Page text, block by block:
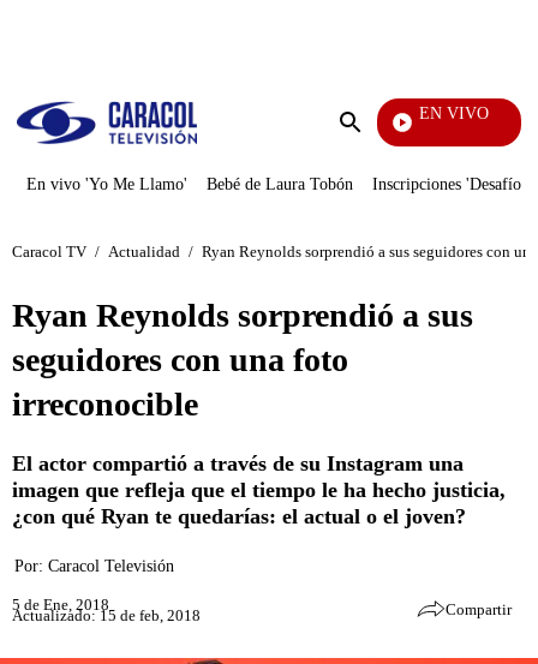
Enviar
EN VIVO
En vivo 'Yo Me Llamo' Bebé de Laura Tobón Inscripciones 'Desafío'
Caracol TV / Actualidad / Ryan Reynolds sorprendió a sus seguidores con
Ryan Reynolds sorprendió a sus
seguidores con una foto
irreconocible
El actor compartió a través de su Instagram una
imagen que refleja que el tiempo le ha hecho justicia,
¿con qué Ryan te quedarías: el actual o el joven?
Por: Caracol Televisión
5 de Ene, 2018
Actualizado: 15 de feb, 2018 Compartir